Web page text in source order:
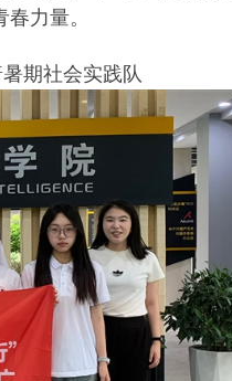
力量。
期社会实践队